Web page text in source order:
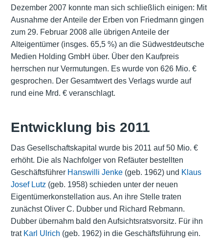
Dezember 2007 konnte man sich schließlich einigen: Mit
Ausnahme der Anteile der Erben von Friedmann gingen
zum 29. Februar 2008 alle übrigen Anteile der
Alteigentümer (insges. 65,5 %) an die Südwestdeutsche
Medien Holding GmbH über. Über den Kaufpreis
herrschen nur Vermutungen. Es wurde von 626 Mio. €
gesprochen. Der Gesamtwert des Verlags wurde auf
rund eine Mrd. € veranschlagt.
Entwicklung bis 2011
Das Gesellschaftskapital wurde bis 2011 auf 50 Mio. €
erhöht. Die als Nachfolger von Refäuter bestellten
Geschäftsführer Hanswilli Jenke(geb. 1962) und Klaus
Josef Lutz (geb. 1958) schieden unter der neuen
Eigentümerkonstellation aus. An ihre Stelle traten
zunächst Oliver C. Dubber und Richard Rebmann.
Dubber übernahm bald den Aufsichtsratsvorsitz. Für ihn
trat Karl Ulrich (geb. 1962) in die Geschäftsführung ein.